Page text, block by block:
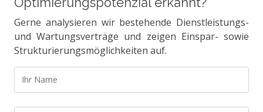
Gerne analysieren wir bestehende Dienstleistungs-
und Wartungsverträge und zeigen Einspar- sowie
Strukturierungsmöglichkeiten auf.